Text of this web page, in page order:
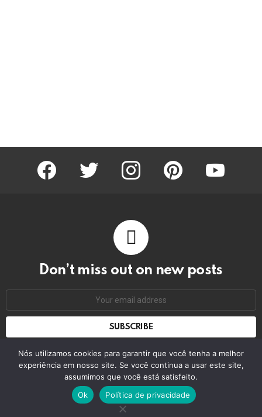
facebook twitter instagram pinterest youtube
Don’t miss out on new posts
© 2026 by bring the pixel. Remember to change this
Contact us
Nós utilizamos cookies para garantir que você tenha a melhor
experiência em nosso site. Se você continua a usar este site,
assumimos que você está satisfeito.
Ok
Política de privacidade